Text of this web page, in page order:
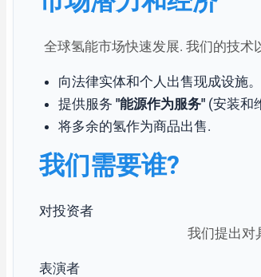
全球氢能市场快速发展. 我们的技术
向法律实体和个人出售现成设施。
提供服务 "能源作为服务" (安装和
将多余的氢作为商品出售.
我们需要谁?
对投资者
我们提出对
表演者